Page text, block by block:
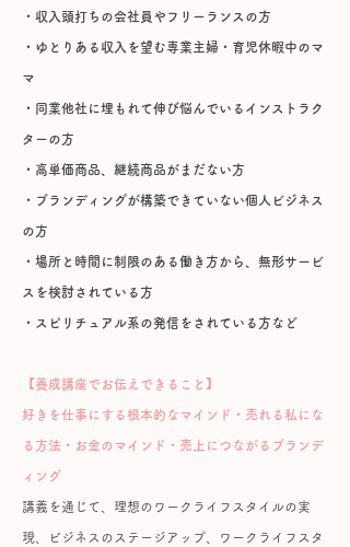
・収入頭打ちの会社員やフリーランスの方
・ゆとりある収入を望む専業主婦・育児休暇中のマ
マ
・同業他社に埋もれて伸び悩んでいるインストラク
ターの方
・高単価商品、継続商品がまだない方
・ブランディングが構築できていない個人ビジネス
の方
・場所と時間に制限のある働き方から、無形サービ
スを検討されている方
・スピリチュアル系の発信をされている方など
【養成講座でお伝えできること】
好きを仕事にする根本的なマインド・売れる私にな
る方法・お金のマインド・売上につながるブランデ
ィング
講義を通じて、理想のワークライフスタイルの実
現、ビジネスのステージアップ、ワークライフスタ